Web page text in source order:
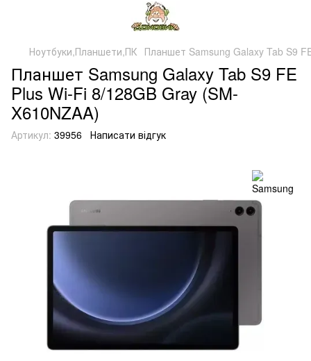
Ноутбуки,Планшети,ПК Планшет Samsung Galaxy Tab S9
Планшет Samsung Galaxy Tab S9 FE
Plus Wi-Fi 8/128GB Gray (SM-
X610NZAA)
Артикул: 39956 Написати відгук